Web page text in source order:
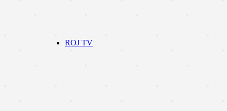
ROJ TV